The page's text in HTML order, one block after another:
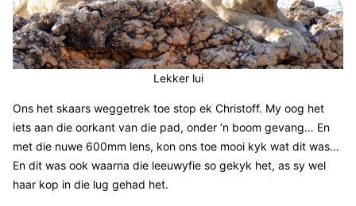
Lekker lui
Ons het skaars weggetrek toe stop ek Christoff. My oog het
iets aan die oorkant van die pad, onder ‘n boom gevang… En
met die nuwe 600mm lens, kon ons toe mooi kyk wat dit was…
En dit was ook waarna die leeuwyfie so gekyk het, as sy wel
haar kop in die lug gehad het.